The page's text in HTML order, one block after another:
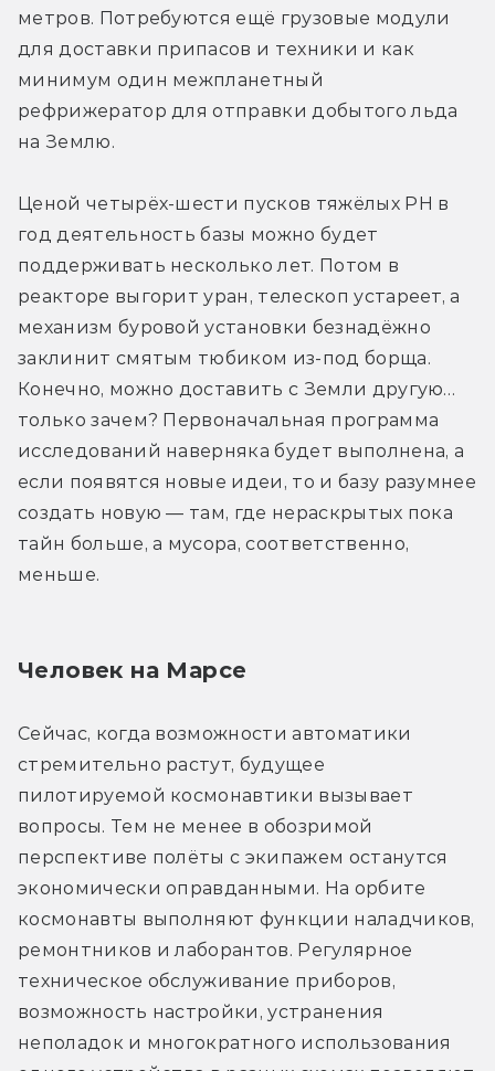
метров. Потребуются ещё грузовые модули
для доставки припасов и техники и как
минимум один межпланетный
рефрижератор для отправки добытого льда
на Землю.
Ценой четырёх-шести пусков тяжёлых РН в
год деятельность базы можно будет
поддерживать несколько лет. Потом в
реакторе выгорит уран, телескоп устареет, а
механизм буровой установки безнадёжно
заклинит смятым тюбиком из-под борща.
Конечно, можно доставить с Земли другую…
только зачем? Первоначальная программа
исследований наверняка будет выполнена, а
если появятся новые идеи, то и базу разумнее
создать новую — там, где нераскрытых пока
тайн больше, а мусора, соответственно,
меньше.
Человек на Марсе
Сейчас, когда возможности автоматики
стремительно растут, будущее
пилотируемой космонавтики вызывает
вопросы. Тем не менее в обозримой
перспективе полёты с экипажем останутся
экономически оправданными. На орбите
космонавты выполняют функции наладчиков,
ремонтников и лаборантов. Регулярное
техническое обслуживание приборов,
возможность настройки, устранения
неполадок и многократного использования